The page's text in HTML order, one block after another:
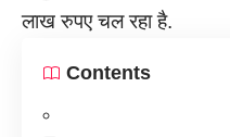
लाख रुपए चल रहा है.
Contents